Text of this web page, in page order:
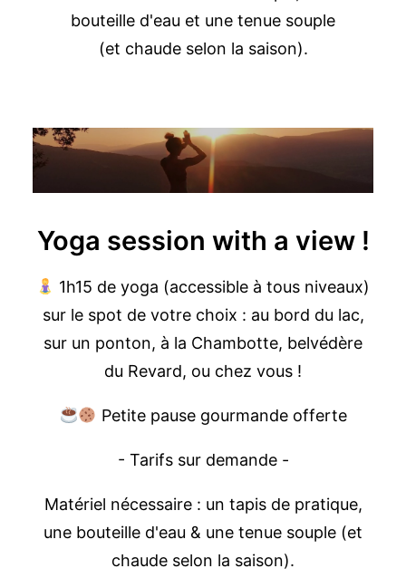
bouteille d'eau et une tenue souple
(et chaude selon la saison).
Yoga session with a view !
1h15 de yoga (accessible à tous niveaux)
sur le spot de votre choix : au bord du lac,
sur un ponton, à la Chambotte, belvédère
du Revard, ou chez vous !
Petite pause gourmande offerte
- Tarifs sur demande -
Matériel nécessaire : un tapis de pratique,
une bouteille d'eau & une tenue souple (et
chaude selon la saison).